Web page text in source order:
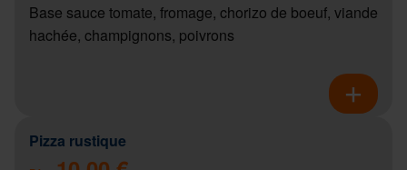
Base sauce tomate, fromage, chorizo de boeuf, viande
hachée, champignons, poivrons
Pizza rustique